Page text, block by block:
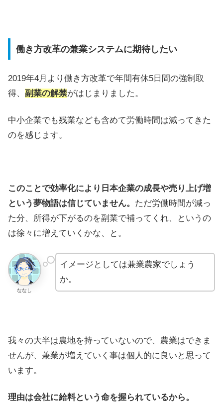
働き方改革の兼業システムに期待したい
2019年4月より働き方改革で年間有休5日間の強制取
得、 副業の解禁がはじまりました。
中小企業でも残業なども含めて労働時間は減ってきた
のを感じます。
このことで効率化により日本企業の成長や売り上げ増
という夢物語は信じていません。 ただ労働時間が減っ
た分、所得が下がるのを副業で補ってくれ、というの
は徐々に増えていくかな、と。
ななし
イメージとしては兼業農家でしょう
か。
我々の大半は農地を持っていないので、農業はできま
せんが、兼業が増えていく事は個人的に良いと思って
います。
理由は会社に給料という命を握られているから。